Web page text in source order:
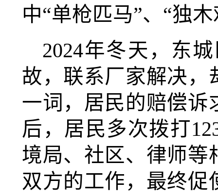
中“单枪匹马”、“独
2024年冬天，东
故，联系厂家解决，
一词，居民的赔偿诉
后，居民多次拨打
境局、社区、律师等
双方的工作，最终促